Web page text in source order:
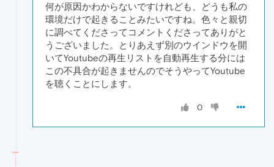
何が原因かわからないですけれども、どうも私の
環境だけで起きることみたいですね。色々と親切
に調べてくださってコメントくださってありがと
うございました。とりあえず別のウインドウを開
いてYoutubeの再生リストを自動再生する分には
この不具合が起きませんのでそうやってYoutube
を聴くことにします。
0